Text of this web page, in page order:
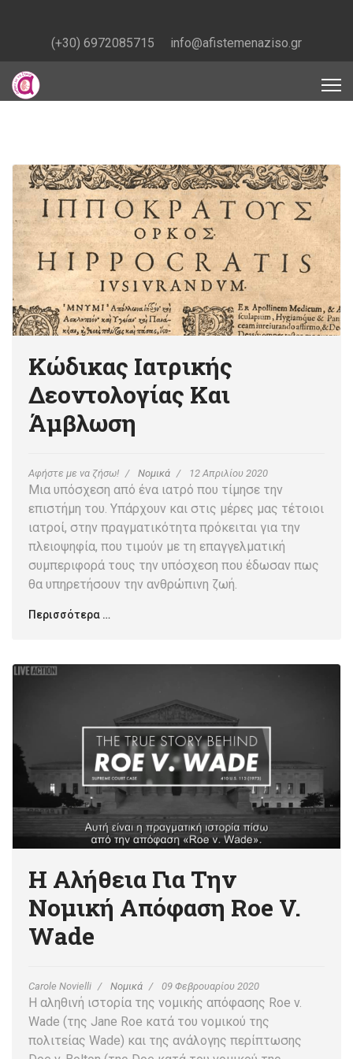
(+30) 6972085715 info@afistemenaziso.gr
Κώδικας Ιατρικής
Δεοντολογίας Και
Άμβλωση
Αφήστε με να ζήσω! Νομικά 12 Απριλίου 2020
Μια υπόσχεση από ένα ιατρό που τίμησε την
επιστήμη του. Υπάρχουν και στις μέρες μας τέτοιοι
ιατροί, στην πραγματικότητα πρόκειται για την
πλειοψηφία, που τιμούν με τη επαγγελματική
συμπεριφορά τους την υπόσχεση που έδωσαν πως
θα υπηρετήσουν την ανθρώπινη ζωή.
Περισσότερα …
Η Αλήθεια Για Την
Νομική Απόφαση Roe V.
Wade
Carole Novielli Νομικά 09 Φεβρουαρίου 2020
Η αληθινή ιστορία της νομικής απόφασης Roe v.
Wade (της Jane Roe κατά του νομικού της
πολιτείας Wade) και της ανάλογης περίπτωσης